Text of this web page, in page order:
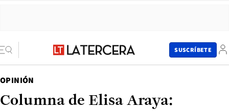
SUSCRÍBETE
OPINIÓN
Columna de Elisa Araya: